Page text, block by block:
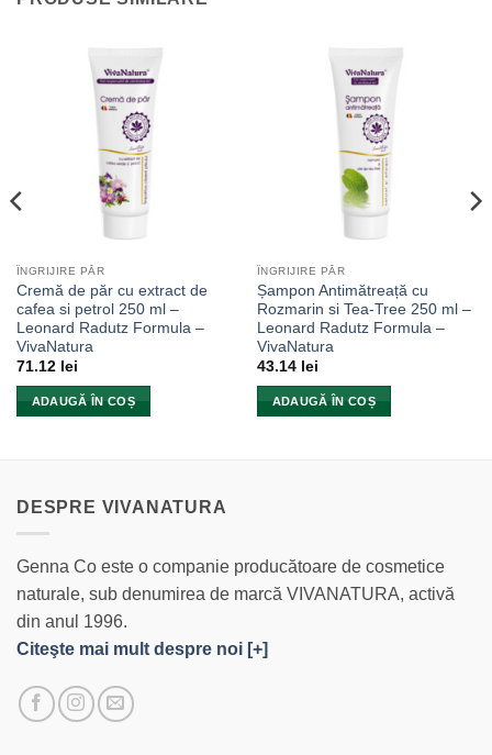
ÎNGRIJIRE PĂR
Cremă de păr cu extract de
cafea si petrol 250 ml –
Leonard Radutz Formula –
VivaNatura
71.12 lei
ADAUGĂ ÎN COȘ
ÎNGRIJIRE PĂR
Șampon Antimătreață cu
Rozmarin si Tea-Tree 250 ml –
Leonard Radutz Formula –
VivaNatura
43.14 lei
ADAUGĂ ÎN COȘ
DESPRE VIVANATURA
Genna Co este o companie producătoare de cosmetice
naturale, sub denumirea de marcă VIVANATURA, activă
din anul 1996.
Citeşte mai mult despre noi [+]